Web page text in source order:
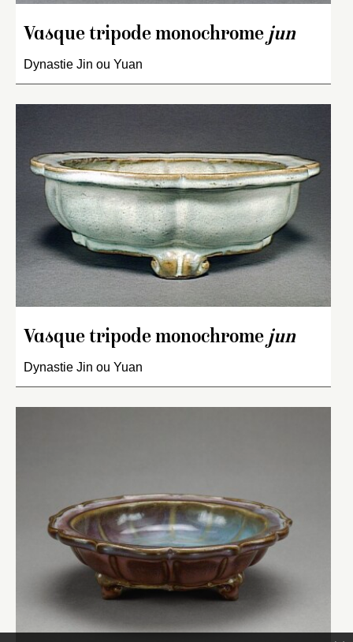
Vasque tripode monochrome jun
Dynastie Jin ou Yuan
Vasque tripode monochrome jun
Dynastie Jin ou Yuan